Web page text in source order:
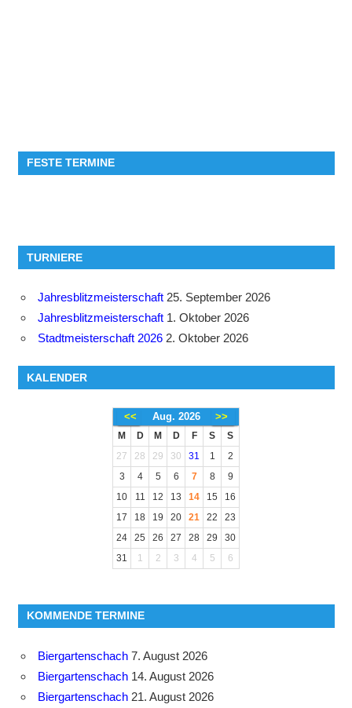
FESTE TERMINE
TURNIERE
Jahresblitzmeisterschaft 25. September 2026
Jahresblitzmeisterschaft 1. Oktober 2026
Stadtmeisterschaft 2026 2. Oktober 2026
KALENDER
<< Aug. 2026 >>
M D M D F S
S
27
28 29 30 31 1
2
3
4 5 6 7 8
9
10
11 12 13 14 15
16
17
18 19 20 21 22
23
24
25 26 27 28 29
30
31
1 2 3 4 5 6
KOMMENDE TERMINE
Biergartenschach 7. August 2026
Biergartenschach 14. August 2026
Biergartenschach 21. August 2026